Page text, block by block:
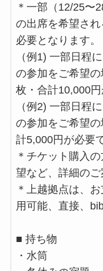
＊一部（12/25〜
の出席を希望さ
必要となります。
（例1) 一部日程
の参加をご希望
枚・合計10,000円
（例2) 一部日程
の参加をご希望
計5,000円が必要
＊チケット購入
望など、詳細のご
＊上越拠点は、
用可能、直接、
■ 持ち物
・水筒